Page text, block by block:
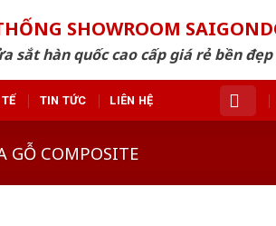
SHOWROOM
sắt hàn quốc cao cấp giá rẻ bền
TIN TỨC LIÊN HỆ
GỖ COMPOSITE